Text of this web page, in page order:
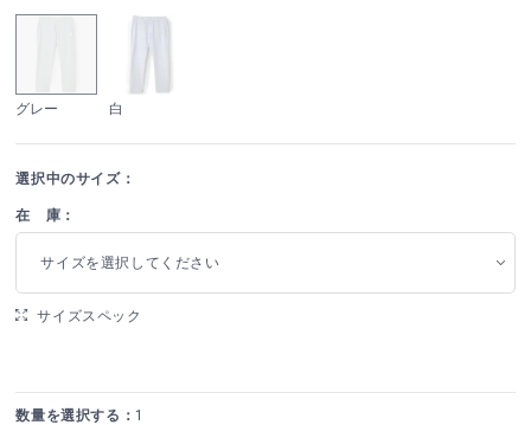
グレー 白
選択中のサイズ：
在 庫：
サイズを選択してください
サイズスペック
数量を選択する： 1